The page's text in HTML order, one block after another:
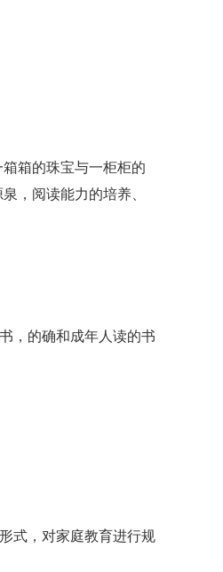
箱的珠宝与一柜柜的
，阅读能力的培养、
，的确和成年人读的书
式，对家庭教育进行规